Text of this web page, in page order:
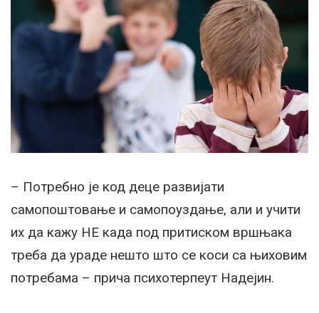
– Потребно је код деце развијати
самопоштовање и самопоуздање, али и учити
их да кажу НЕ када под притиском вршњака
треба да ураде нешто што се коси са њиховим
потребама – прича психотерпеут Надејин.